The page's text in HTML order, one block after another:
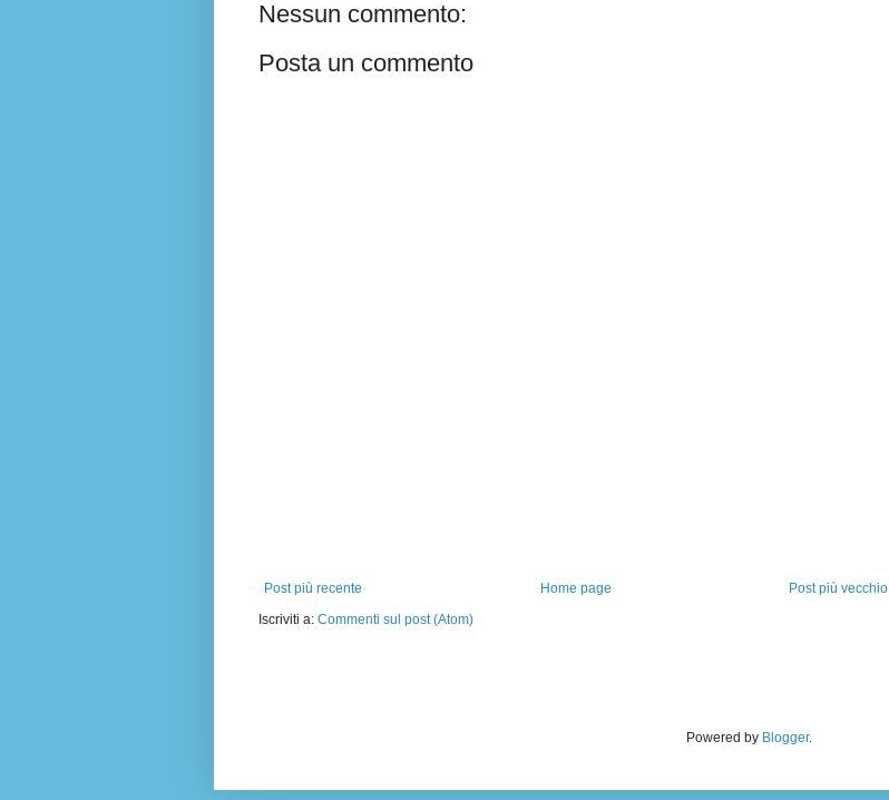
Nessun commento:
Posta un commento
Post più recente Post più vecchio
Home page
Iscriviti a: Commenti sul post (Atom)
Powered by Blogger.